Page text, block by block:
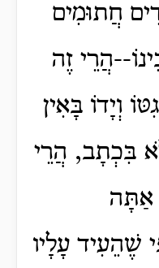
חֲתוּמִים
הֲרֵי זֶה
וְיָדוֹ בָּאִין
בִּכְתָב, הֲרֵי
אַתָּה
שֶׁהֵעִיד עָלָיו